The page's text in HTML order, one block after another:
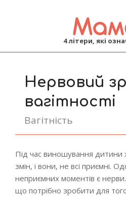
4 літери, які
Нервовий
вагітності
Вагітність
Під час виношування дитини
змін, і вони, не всі приємні.
неприємних моментів є
що потрібно зробити для